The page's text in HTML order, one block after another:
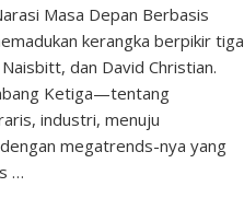
Masa Depan Berbasis
kerangka berpikir tiga
dan David Christian.
Ketiga—tentang
industri, menuju
megatrends-nya yang
…